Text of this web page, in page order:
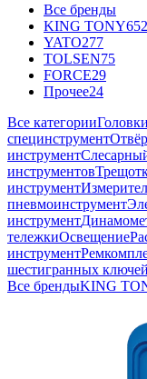
Все бренды
KING TONY652
YATO277
TOLSEN75
FORCE29
Прочее24
Все категории
специнструмент
инструмент
инструментов
инструмент
пневмоинструмент
инструмент
тележкиОсвещение
инструмент
шестигранных ключей
Все брендыKING